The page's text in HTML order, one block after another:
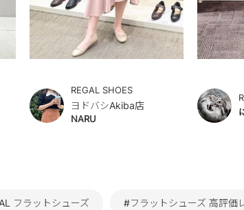
REGAL SHOES
ヨドバシAkiba店
NARU
フラットシューズ #フラットシューズ 高評価